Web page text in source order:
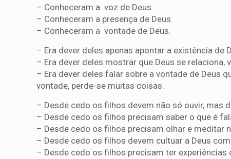
– Conheceram a voz de Deus.
– Conheceram a presença de Deus.
– Conheceram a vontade de Deus.
– Era dever deles apenas apontar a existência
– Era dever deles mostrar que Deus se relaciona,
– Era dever deles falar sobre a vontade de Deus
vontade, perde-se muitas coisas.
– Desde cedo os filhos devem não só ouvir, mas
– Desde cedo os filhos precisam saber o que é
– Desde cedo os filhos precisam olhar e meditar
– Desde cedo os filhos devem cultuar a Deus
– Desde cedo os filhos precisam ter experiências